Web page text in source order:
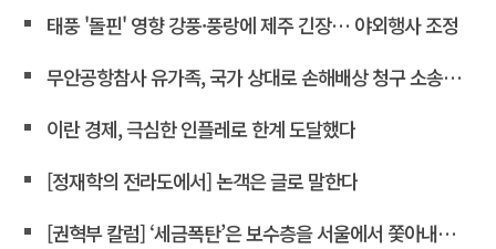
태풍 '돌핀' 영향 강풍·풍랑에 제주 긴장… 야외행사 조정
무안공항참사 유가족, 국가 상대로 손해배상 청구 소송한다
이란 경제, 극심한 인플레로 한계 도달했다
[정재학의 전라도에서] 논객은 글로 말한다
[권혁부 칼럼] ‘세금폭탄’은 보수층을 서울에서 쫓아내려는 계획